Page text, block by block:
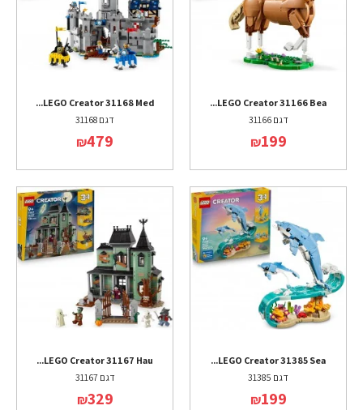
LEGO Creator 31166 Bea...
דגם 31166
₪199
LEGO Creator 31168 Med...
דגם 31168
₪479
LEGO Creator 31385 Sea...
דגם 31385
₪199
LEGO Creator 31167 Hau...
דגם 31167
₪329